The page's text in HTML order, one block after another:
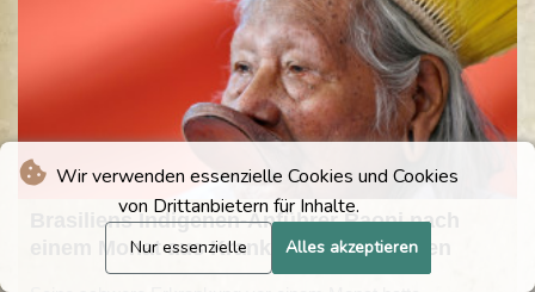
Wir verwenden essenzielle Cookies und Cookies
von Drittanbietern für Inhalte.
Nur essenzielle Alles akzeptieren
Brasiliens Indigenen-Anführer Raoni nach
einem Monat aus Krankenhaus entlassen